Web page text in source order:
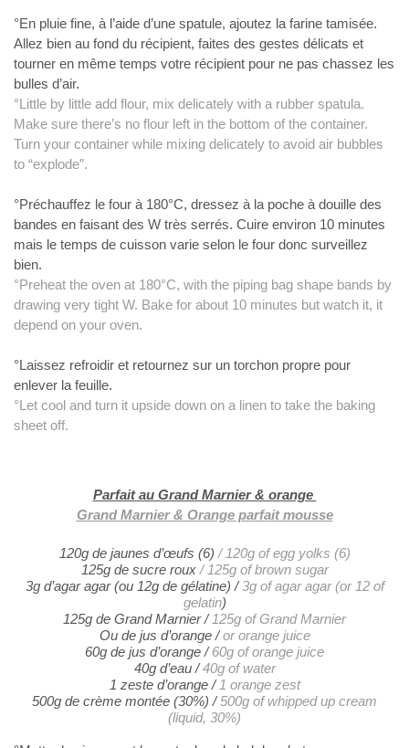
°En pluie fine, à l’aide d’une spatule, ajoutez la farine tamisée.
Allez bien au fond du récipient, faites des gestes délicats et
tourner en même temps votre récipient pour ne pas chassez les
bulles d’air.
°Little by little add flour, mix delicately with a rubber spatula.
Make sure there’s no flour left in the bottom of the container.
Turn your container while mixing delicately to avoid air bubbles
to “explode”.
°Préchauffez le four à 180°C, dressez à la poche à douille des
bandes en faisant des W très serrés. Cuire environ 10 minutes
mais le temps de cuisson varie selon le four donc surveillez
bien.
°Preheat the oven at 180°C, with the piping bag shape bands by
drawing very tight W. Bake for about 10 minutes but watch it, it
depend on your oven.
°Laissez refroidir et retournez sur un torchon propre pour
enlever la feuille.
°Let cool and turn it upside down on a linen to take the baking
sheet off.
Parfait au Grand Marnier & orange
Grand Marnier & Orange parfait mousse
120g de jaunes d’œufs (6) / 120g of egg yolks (6)
125g de sucre roux/ 125g of brown sugar
3g d’agar agar (ou 12g de gélatine) /3g of agar agar (or 12 of
gelatin)
125g de Grand Marnier / 125g of Grand Marnier
Ou de jus d’orange /or orange juice
60g de jus d’orange /60g of orange juice
40g d’eau /40g of water
1 zeste d’orange /1 orange zest
500g de crème montée (30%) /500g of whipped up cream
(liquid, 30%)